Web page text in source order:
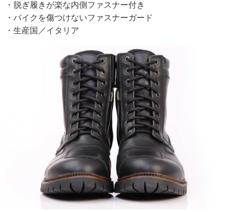
・脱ぎ履きが楽な内側ファスナー付き
・バイクを傷つけないファスナーガード
・生産国／イタリア